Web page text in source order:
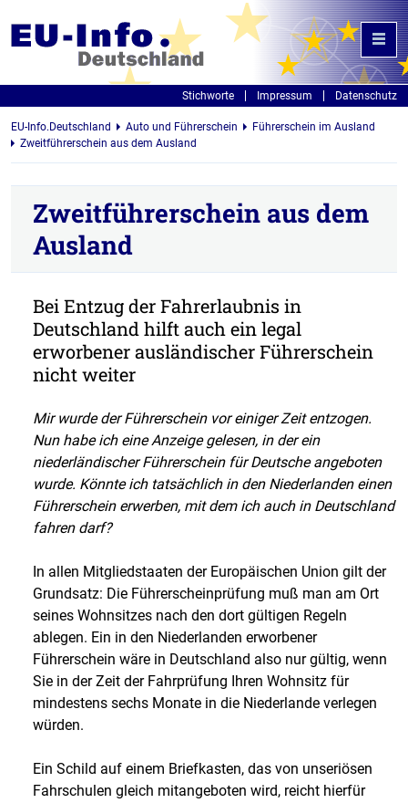
Stichworte Impressum Datenschutz
EU-Info.Deutschland Auto und Führerschein
Führerschein im Ausland
Zweitführerschein aus dem Ausland
Zweitführerschein aus dem
Ausland
Bei Entzug der Fahrerlaubnis in
Deutschland hilft auch ein legal
erworbener ausländischer Führerschein
nicht weiter
Mir wurde der Führerschein vor einiger Zeit entzogen.
Nun habe ich eine Anzeige gelesen, in der ein
niederländischer Führerschein für Deutsche angeboten
wurde. Könnte ich tatsächlich in den Niederlanden einen
Führerschein erwerben, mit dem ich auch in Deutschland
fahren darf?
In allen Mitgliedstaaten der Europäischen Union gilt der
Grundsatz: Die Führerscheinprüfung muß man am Ort
seines Wohnsitzes nach den dort gültigen Regeln
ablegen. Ein in den Niederlanden erworbener
Führerschein wäre in Deutschland also nur gültig, wenn
Sie in der Zeit der Fahrprüfung Ihren Wohnsitz für
mindestens sechs Monate in die Niederlande verlegen
würden.
Ein Schild auf einem Briefkasten, das von unseriösen
Fahrschulen gleich mitangeboten wird, reicht hierfür